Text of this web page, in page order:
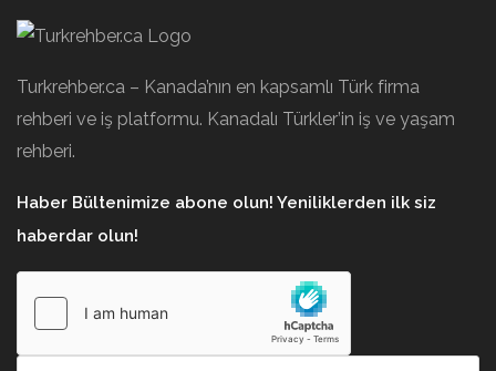
Turkrehber.ca – Kanada’nın en kapsamlı Türk firma
rehberi ve iş platformu. Kanadalı Türkler’in iş ve yaşam
rehberi.
Haber Bültenimize abone olun! Yeniliklerden ilk siz
haberdar olun!